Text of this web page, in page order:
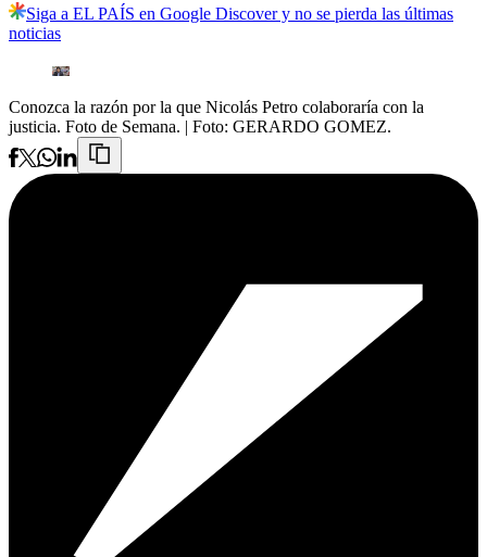
Siga a EL PAÍS en Google Discover y no se pierda las últimas
noticias
Conozca la razón por la que Nicolás Petro colaboraría con la
justicia. Foto de Semana. | Foto: GERARDO GOMEZ.